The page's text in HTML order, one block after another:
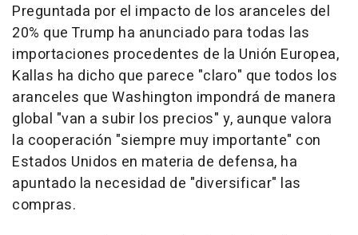
Preguntada por el impacto de los aranceles del
20% que Trump ha anunciado para todas las
importaciones procedentes de la Unión Europea,
Kallas ha dicho que parece "claro" que todos los
aranceles que Washington impondrá de manera
global "van a subir los precios" y, aunque valora
la cooperación "siempre muy importante" con
Estados Unidos en materia de defensa, ha
apuntado la necesidad de "diversificar" las
compras.